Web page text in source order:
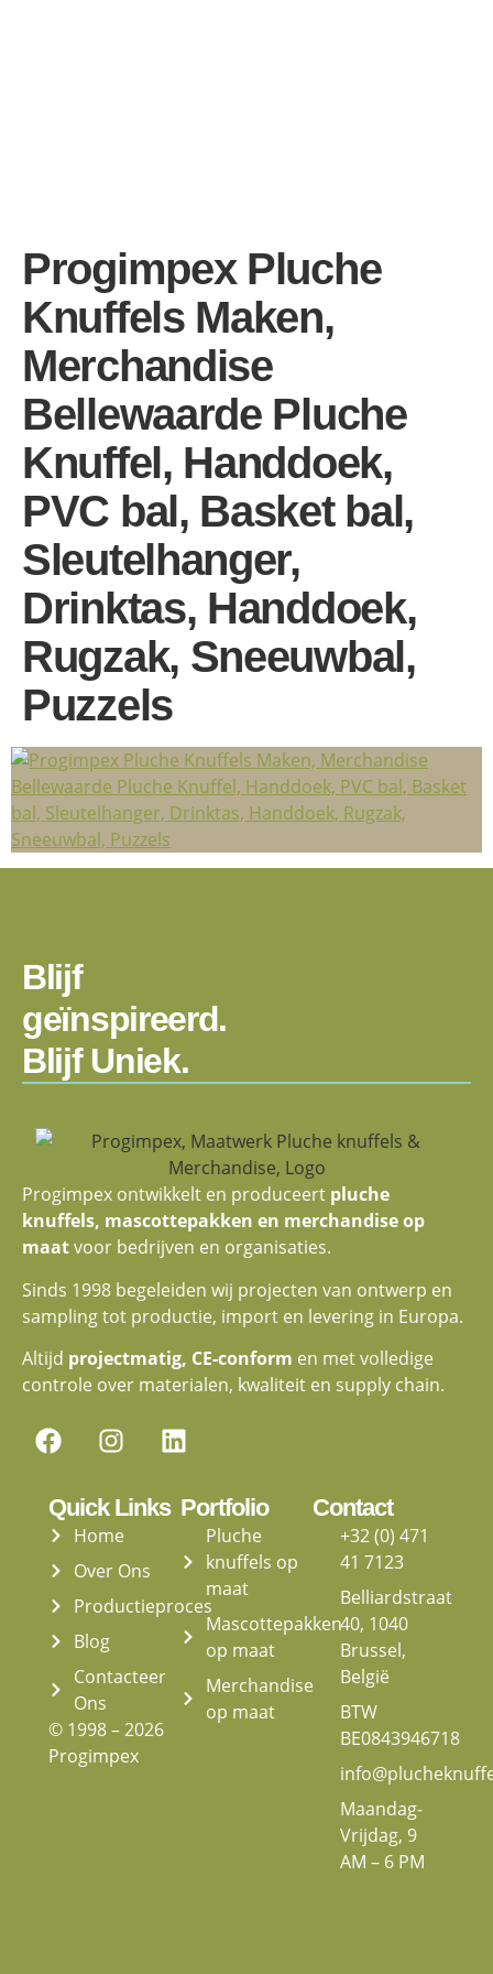
Progimpex Pluche
Knuffels Maken,
Merchandise
Bellewaarde Pluche
Knuffel, Handdoek,
PVC bal, Basket bal,
Sleutelhanger,
Drinktas, Handdoek,
Rugzak, Sneeuwbal,
Puzzels
Blijf
geïnspireerd.
Blijf Uniek.
Progimpex ontwikkelt en produceert pluche
knuffels, mascottepakken en merchandise op
maatvoor bedrijven en organisaties.
Sinds 1998 begeleiden wij projecten van ontwerp en
sampling tot productie, import en levering in Europa.
Altijd projectmatig, CE-conform en met volledige
controle over materialen, kwaliteit en supply chain.
Quick Links
Home
Over Ons
Productieproces
Blog
Contacteer
Ons
© 1998 – 2026
Progimpex
Portfolio
Pluche
knuffels op
maat
Mascottepakken
op maat
Merchandise
op maat
Contact
+32 (0) 471
41 7123
Belliardstraat
40, 1040
Brussel,
België
BTW
BE0843946718
Maandag-
Vrijdag, 9
AM – 6 PM